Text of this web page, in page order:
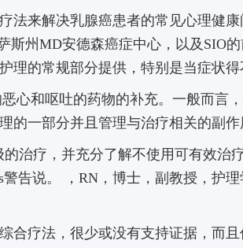
法来解决乳腺癌患者的常见心理健
斯州MD安德森癌症中心，以及SIO的
理的常规部分提供，特别是当症状
心和呕吐的药物的补充。 一般而言
的一部分并且管理与治疗相关的副作
治疗，并充分了解不使用可有效治
警告说。 ，RN，博士，副教授，护
合疗法，很少或没有支持证据，而